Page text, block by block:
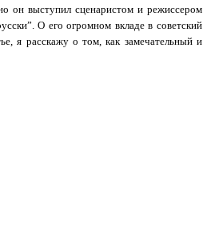
он выступил сценаристом и режиссером
О его огромном вкладе в советский
я расскажу о том, как замечательный и